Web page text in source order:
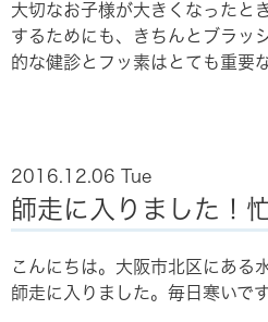
大切なお子様が大きくなったと
するためにも、きちんとブラッ
的な健診とフッ素はとても重要
2016.12.06 Tue
師走に入りました！
こんにちは。大阪市北区にある
師走に入りました。毎日寒いで